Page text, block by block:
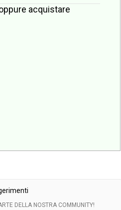
acquistare
DELLA NOSTRA COMMUNITY!